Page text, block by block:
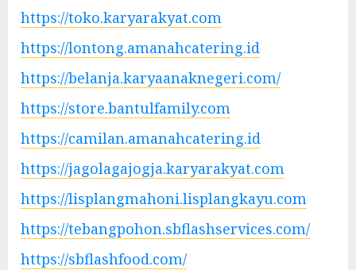
https://toko.karyarakyat.com
https://lontong.amanahcatering.id
https://belanja.karyaanaknegeri.com/
https://store.bantulfamily.com
https://camilan.amanahcatering.id
https://jagolagajogja.karyarakyat.com
https://lisplangmahoni.lisplangkayu.com
https://tebangpohon.sbflashservices.com/
https://sbflashfood.com/